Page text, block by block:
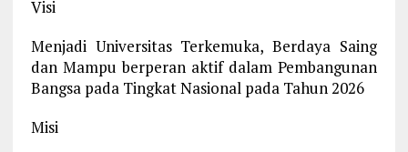
Visi
Menjadi Universitas Terkemuka, Berdaya Saing
dan Mampu berperan aktif dalam Pembangunan
Bangsa pada Tingkat Nasional pada Tahun 2026
Misi